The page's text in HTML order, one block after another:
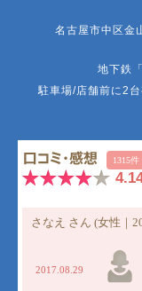
名古屋市中区金
地下鉄
駐車場/店舗前に2